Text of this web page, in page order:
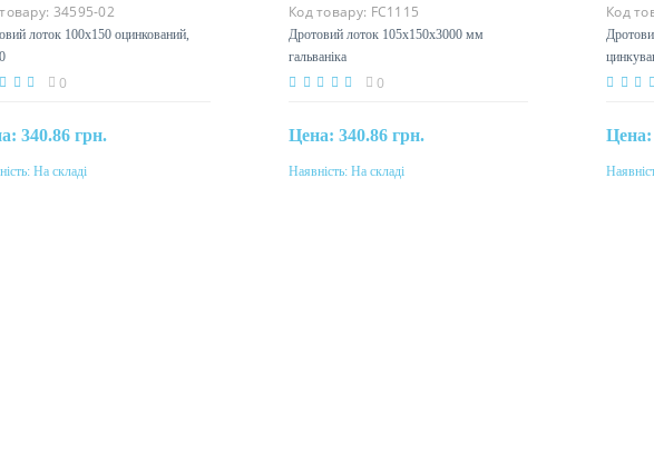
34595-02
лоток 100х150 оцинкований,
0
340.86 грн.
КупитиНа складі
Код товару: FC1115
Дротовий лоток 105х150х3000 мм
гальваніка
0
Цена: 340.86 грн.
Купити
Наявність: На складі
Код
Цена: